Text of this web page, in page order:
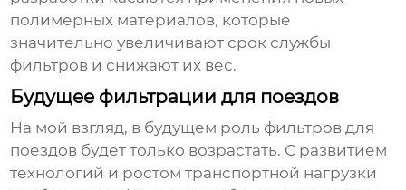
полимерных материалов, которые
значительно увеличивают срок службы
фильтров и снижают их вес.
Будущее фильтрации для поездов
На мой взгляд, в будущем роль фильтров для
поездов будет только возрастать. С развитием
технологий и ростом транспортной нагрузки